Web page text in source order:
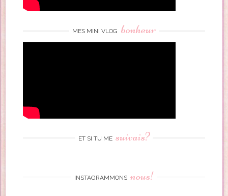
MES MINI VLOG bonheur
ET SI TU ME suivais?
INSTAGRAMMONS nous!